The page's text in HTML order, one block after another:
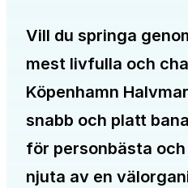
Vill du springa
mest livfulla och
Köpenhamn
snabb och platt
för personbästa
njuta av en